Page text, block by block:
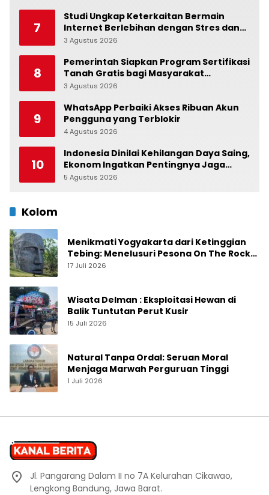
7
Studi Ungkap Keterkaitan Bermain
Internet Berlebihan dengan Stres dan
Suasana Hati
3 Agustus 2026
8
Pemerintah Siapkan Program Sertifikasi
Tanah Gratis bagi Masyarakat
Berpenghasilan Rendah
3 Agustus 2026
9
WhatsApp Perbaiki Akses Ribuan Akun
Pengguna yang Terblokir
4 Agustus 2026
10
Indonesia Dinilai Kehilangan Daya Saing,
Ekonom Ingatkan Pentingnya Jaga
Independensi Bank Indonesia
5 Agustus 2026
Kolom
Menikmati Yogyakarta dari Ketinggian
Tebing: Menelusuri Pesona On The Rock
Jogja yang Sedang Naik Daun
17 Juli 2026
Wisata Delman : Eksploitasi Hewan di
Balik Tuntutan Perut Kusir
15 Juli 2026
Natural Tanpa Ordal: Seruan Moral
Menjaga Marwah Perguruan Tinggi
1 Juli 2026
Jl. Pangarang Dalam II no 7A Kelurahan Cikawao,
Lengkong Bandung, Jawa Barat.